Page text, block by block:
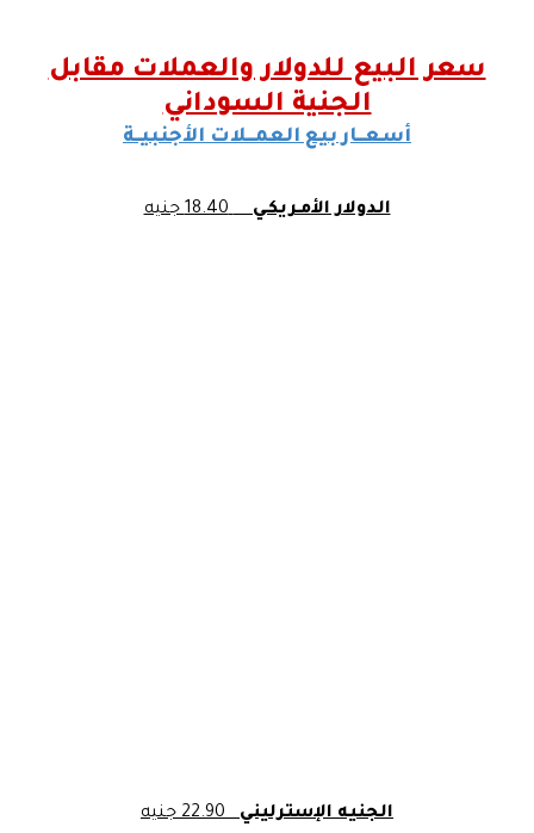
سعر البيع للدولار والعملات مقابل
الجنية السوداني
أسعـــار بيع العمـــلات الأجنبيــة
الدولار الأمـريكـي18.40 جنيه
الجنيه الإسترليني22.90 جنيه